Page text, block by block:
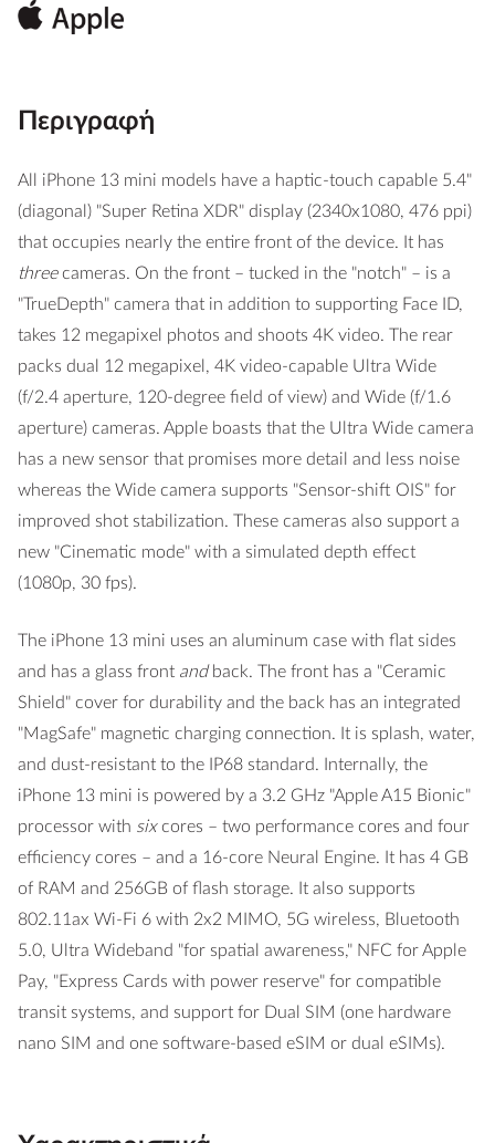
Περιγραφή
All iPhone 13 mini models have a haptic-touch capable 5.4"
(diagonal) "Super Retina XDR" display (2340x1080, 476 ppi)
that occupies nearly the entire front of the device. It has
threecameras. On the front – tucked in the "notch" – is a
"TrueDepth" camera that in addition to supporting Face ID,
takes 12 megapixel photos and shoots 4K video. The rear
packs dual 12 megapixel, 4K video-capable Ultra Wide
(f/2.4 aperture, 120-degree field of view) and Wide (f/1.6
aperture) cameras. Apple boasts that the Ultra Wide camera
has a new sensor that promises more detail and less noise
whereas the Wide camera supports "Sensor-shift OIS" for
improved shot stabilization. These cameras also support a
new "Cinematic mode" with a simulated depth effect
(1080p, 30 fps).
The iPhone 13 mini uses an aluminum case with flat sides
and has a glass front andback. The front has a "Ceramic
Shield" cover for durability and the back has an integrated
"MagSafe" magnetic charging connection. It is splash, water,
and dust-resistant to the IP68 standard. Internally, the
iPhone 13 mini is powered by a 3.2 GHz "Apple A15 Bionic"
processor with sixcores – two performance cores and four
efficiency cores – and a 16-core Neural Engine. It has 4 GB
of RAM and 256GB of flash storage. It also supports
802.11ax Wi-Fi 6 with 2x2 MIMO, 5G wireless, Bluetooth
5.0, Ultra Wideband "for spatial awareness," NFC for Apple
Pay, "Express Cards with power reserve" for compatible
transit systems, and support for Dual SIM (one hardware
nano SIM and one software-based eSIM or dual eSIMs).